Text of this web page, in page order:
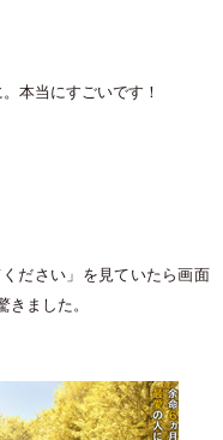
本当にすごいです！
ださい」を見ていたら画面
きました。